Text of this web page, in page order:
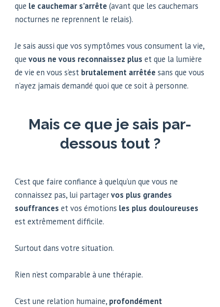
que le cauchemar s’arrête (avant que les cauchemars
nocturnes ne reprennent le relais).
Je sais aussi que vos symptômes vous consument la vie,
que vous ne vous reconnaissez plus et que la lumière
de vie en vous s’est brutalement arrêtée sans que vous
n’ayez jamais demandé quoi que ce soit à personne.
Mais ce que je sais par-
dessous tout ?
C’est que faire confiance à quelqu’un que vous ne
connaissez pas, lui partagervos plus grandes
souffrances et vos émotions les plus douloureuses
est extrêmement difficile.
Surtout dans votre situation.
Rien n’est comparable à une thérapie.
C’est une relation humaine, profondément